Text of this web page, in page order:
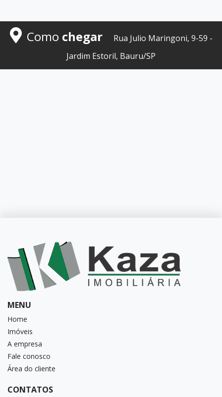
Como chegar
Rua Julio Maringoni, 9-59 -
Jardim Estoril, Bauru/SP
MENU
Home
Imóveis
A empresa
Fale conosco
Área do cliente
CONTATOS